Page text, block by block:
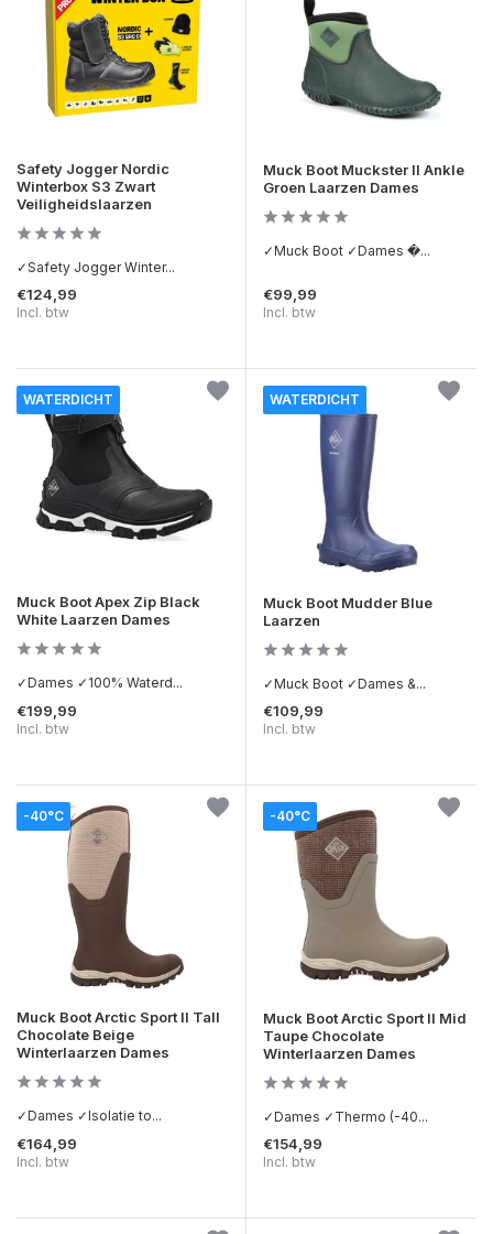
Safety Jogger Nordic
Winterbox S3 Zwart
Veiligheidslaarzen
✓Safety Jogger Winter...
€124,99
Incl. btw
Muck Boot Muckster II Ankle
Groen Laarzen Dames
✓Muck Boot ✓Dames �...
€99,99
Incl. btw
WATERDICHT
Muck Boot Apex Zip Black
White Laarzen Dames
✓Dames ✓100% Waterd...
€199,99
Incl. btw
WATERDICHT
Muck Boot Mudder Blue
Laarzen
✓Muck Boot ✓Dames &...
€109,99
Incl. btw
-40°C
Muck Boot Arctic Sport II Tall
Chocolate Beige
Winterlaarzen Dames
✓Dames ✓Isolatie to...
€164,99
Incl. btw
-40°C
Muck Boot Arctic Sport II Mid
Taupe Chocolate
Winterlaarzen Dames
✓Dames ✓Thermo (-40...
€154,99
Incl. btw